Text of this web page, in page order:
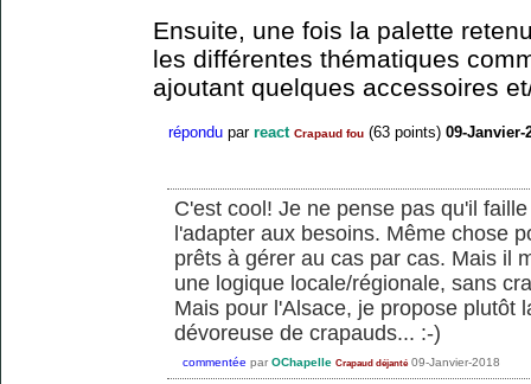
Ensuite, une fois la palette
les différentes thématiques
ajoutant quelques accessoires
répondu par react Crapaud fou (63 points) 09-Janvier-
C'est cool! Je ne pense pas qu'il
l'adapter aux besoins. Même chose
prêts à gérer au cas par cas. Mais il
une logique locale/régionale, sans
Mais pour l'Alsace, je propose plutôt
dévoreuse de crapauds... :-)
commentée par OChapelle Crapaud déjanté 09-Janvier-2018